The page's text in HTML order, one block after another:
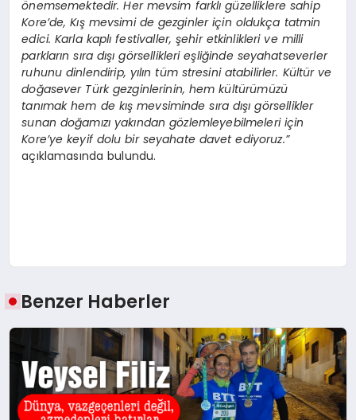
önemsemektedir. Her mevsim farklı güzelliklere sahip
Kore’de, Kış mevsimi de gezginler için oldukça tatmin
edici. Karla kaplıfestivaller,şehir etkinlikleri ve milli
parkların sıra dışı görsellikleri eşliğinde seyahatseverler
ruhunu dinlendirip, yılın tüm stresini atabilirler. Kültür ve
doğasever Türk gezginlerinin, hem kültürümüzü
tanımak hem de kış mevsiminde sıra dışı görsellikler
sunan doğamızı yakından gözlemleyebilmeleri için
Kore’ye keyif dolu bir seyahate davet ediyoruz.”
açıklamasında bulundu.
Benzer Haberler